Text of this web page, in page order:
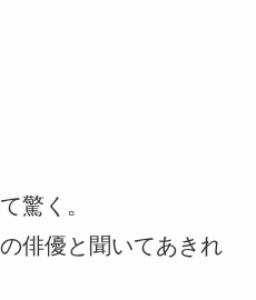
驚く。
俳優と聞いてあきれ